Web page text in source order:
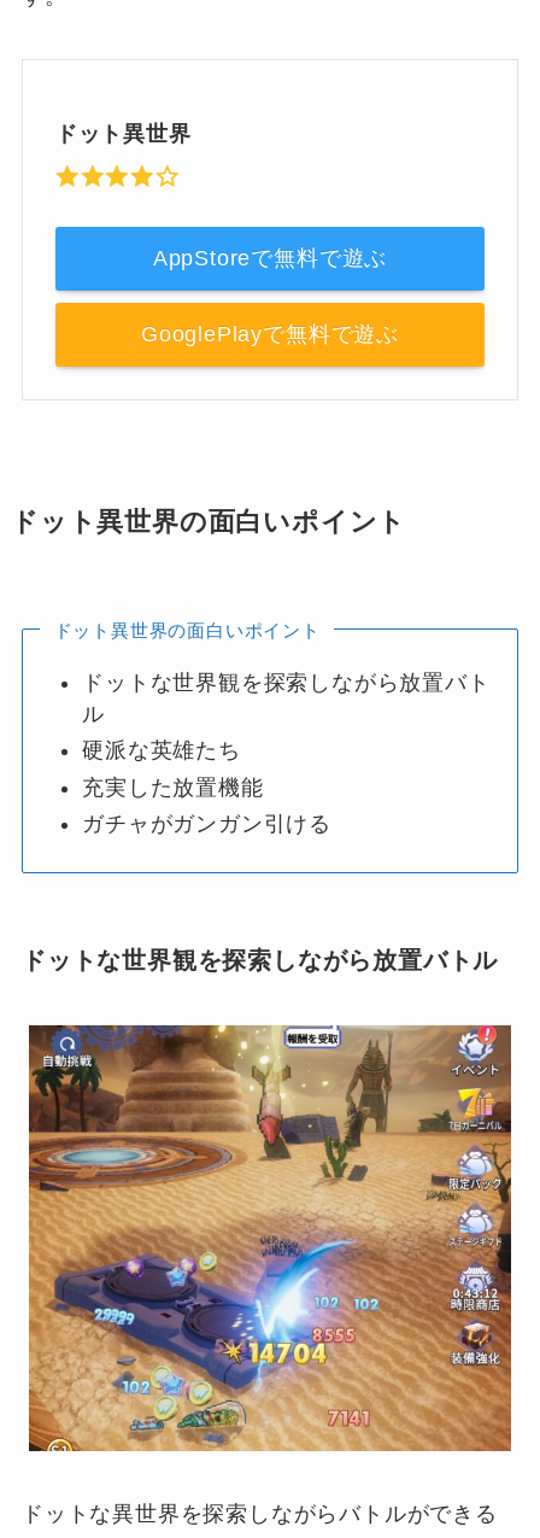
ドット異世界
AppStoreで無料で遊ぶ
GooglePlayで無料で遊ぶ
ドット異世界の面白いポイント
ドット異世界の面白いポイント
ドットな世界観を探索しながら放置バト
ル
硬派な英雄たち
充実した放置機能
ガチャがガンガン引ける
ドットな世界観を探索しながら放置バトル
ドットな異世界を探索しながらバトルができる